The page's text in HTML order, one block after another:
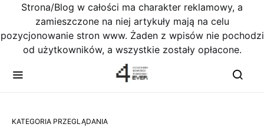
Strona/Blog w całości ma charakter reklamowy, a
zamieszczone na niej artykuły mają na celu
pozycjonowanie stron www. Żaden z wpisów nie pochodzi
od użytkowników, a wszystkie zostały opłacone.
KATEGORIA PRZEGLĄDANIA